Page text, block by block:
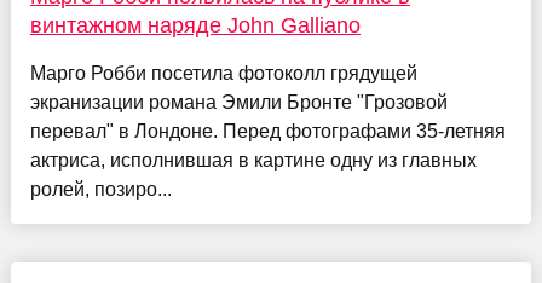
винтажном наряде John Galliano
Марго Робби посетила фотоколл грядущей
экранизации романа Эмили Бронте "Грозовой
перевал" в Лондоне. Перед фотографами 35-летняя
актриса, исполнившая в картине одну из главных
ролей, позиро...